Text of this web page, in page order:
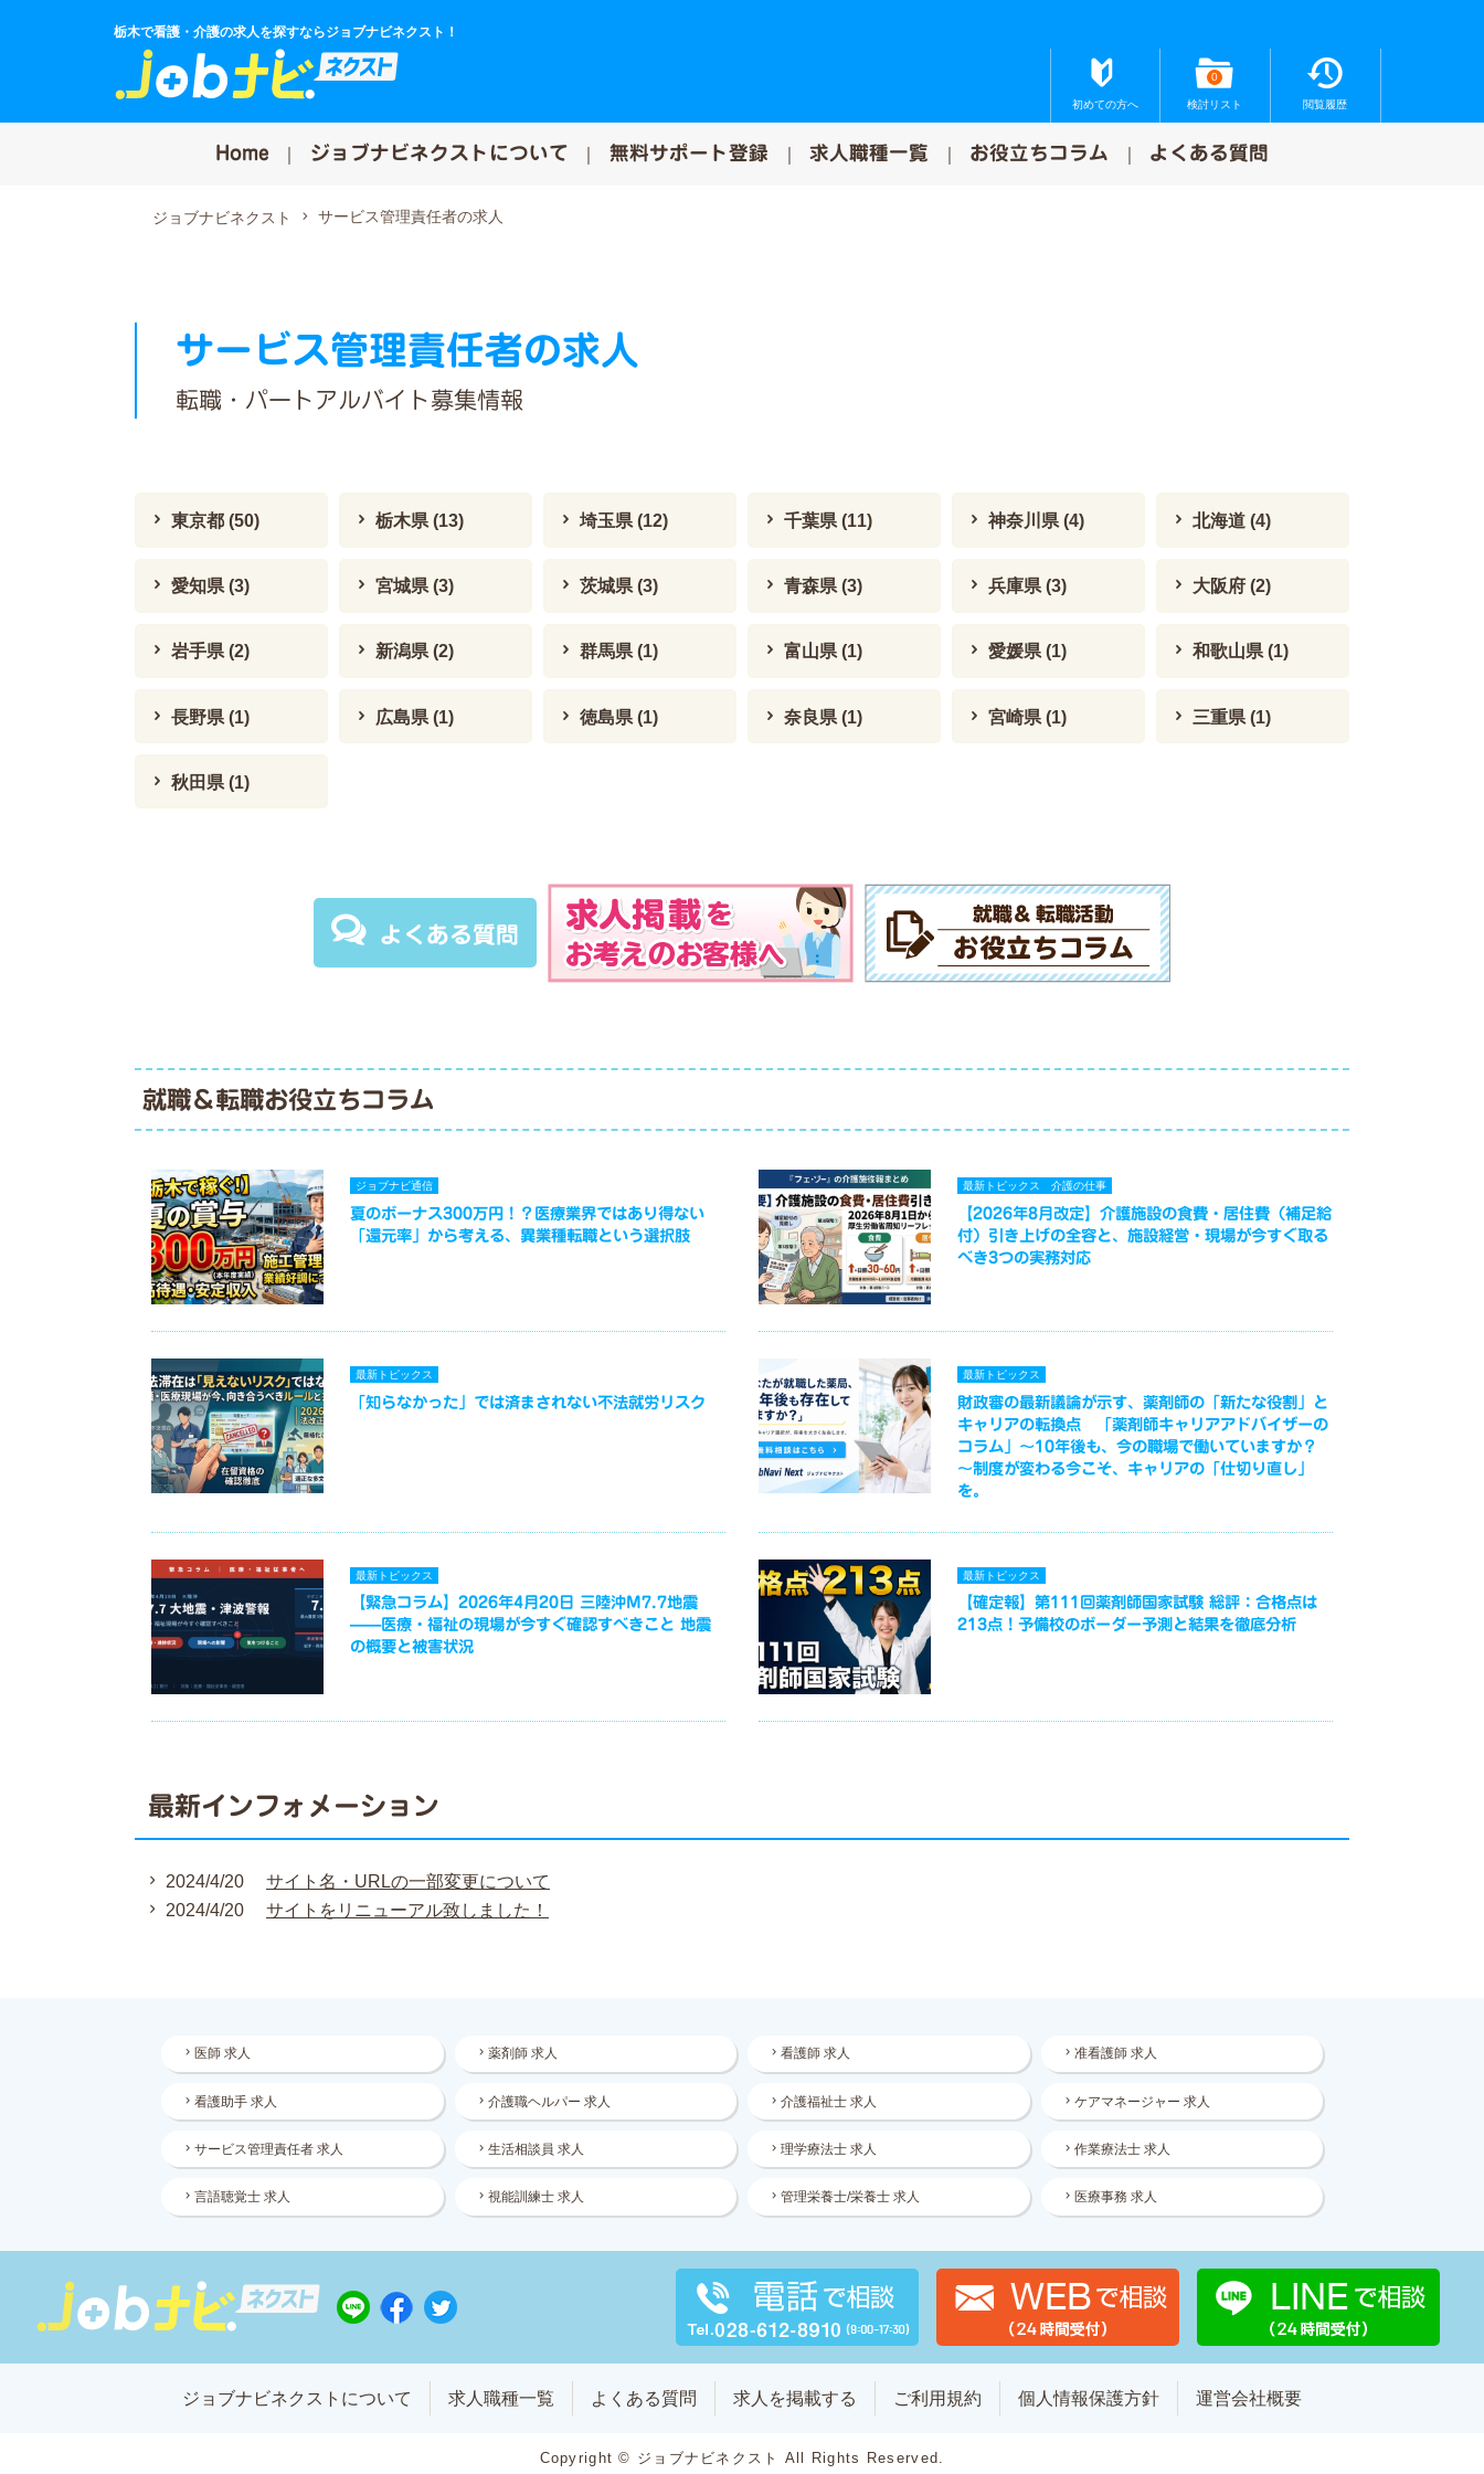
栃木で看護・介護の求人を探すならジョブナビネクスト！
初めての方へ
0
検討リスト 閲覧履歴
Home ジョブナビネクストについて 無料サポート登録 求人職種一覧 お役立ちコラム よくある質問
ジョブナビネクスト サービス管理責任者の求人
サービス管理責任者の求人
転職・パートアルバイト募集情報
東京都 (50) 栃木県 (13) 埼玉県 (12) 千葉県 (11) 神奈川県 (4) 北海道 (4)
愛知県 (3) 宮城県 (3) 茨城県 (3) 青森県 (3) 兵庫県 (3) 大阪府 (2)
岩手県 (2) 新潟県 (2) 群馬県 (1) 富山県 (1) 愛媛県 (1) 和歌山県 (1)
長野県 (1) 広島県 (1) 徳島県 (1) 奈良県 (1) 宮崎県 (1) 三重県 (1)
秋田県 (1)
よくある質問
就職＆転職お役立ちコラム
ジョブナビ通信
夏のボーナス300万円！？医療業界ではあり得ない
「還元率」から考える、異業種転職という選択肢
最新トピックス 介護の仕事
【2026年8月改定】介護施設の食費・居住費（補足給
付）引き上げの全容と、施設経営・現場が今すぐ取る
べき3つの実務対応
最新トピックス
「知らなかった」では済まされない不法就労リスク
最新トピックス
財政審の最新議論が示す、薬剤師の「新たな役割」と
キャリアの転換点 「薬剤師キャリアアドバイザーの
コラム」～10年後も、今の職場で働いていますか？
～制度が変わる今こそ、キャリアの「仕切り直し」
を。
最新トピックス
【緊急コラム】2026年4月20日 三陸沖M7.7地震
——医療・福祉の現場が今すぐ確認すべきこと 地震
の概要と被害状況
最新トピックス
【確定報】第111回薬剤師国家試験 総評：合格点は
213点！予備校のボーダー予測と結果を徹底分析
最新インフォメーション
2024/4/20
サイト名・URLの一部変更について
2024/4/20
サイトをリニューアル致しました！
医師 求人 薬剤師 求人 看護師 求人 准看護師 求人
看護助手 求人 介護職ヘルパー 求人 介護福祉士 求人 ケアマネージャー 求人
サービス管理責任者 求人 生活相談員 求人 理学療法士 求人 作業療法士 求人
言語聴覚士 求人 視能訓練士 求人 管理栄養士/栄養士 求人 医療事務 求人
ジョブナビネクストについて 求人職種一覧 よくある質問 求人を掲載する ご利用規約 個人情報保護方針 運営会社概要
Copyright © ジョブナビネクスト All Rights Reserved.